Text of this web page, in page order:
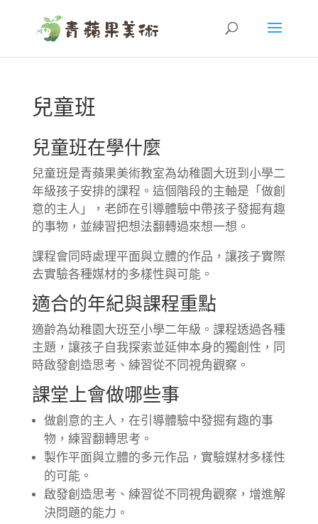
兒童班
兒童班在學什麼
兒童班是青蘋果美術教室為幼稚園大班到小學二
年級孩子安排的課程。這個階段的主軸是「做創
意的主人」，老師在引導體驗中帶孩子發掘有趣
的事物，並練習把想法翻轉過來想一想。
課程會同時處理平面與立體的作品，讓孩子實際
去實驗各種媒材的多樣性與可能。
適合的年紀與課程重點
適齡為幼稚園大班至小學二年級。課程透過各種
主題，讓孩子自我探索並延伸本身的獨創性，同
時啟發創造思考、練習從不同視角觀察。
課堂上會做哪些事
做創意的主人，在引導體驗中發掘有趣的事
物，練習翻轉思考。
製作平面與立體的多元作品，實驗媒材多樣性
的可能。
啟發創造思考、練習從不同視角觀察，增進解
決問題的能力。